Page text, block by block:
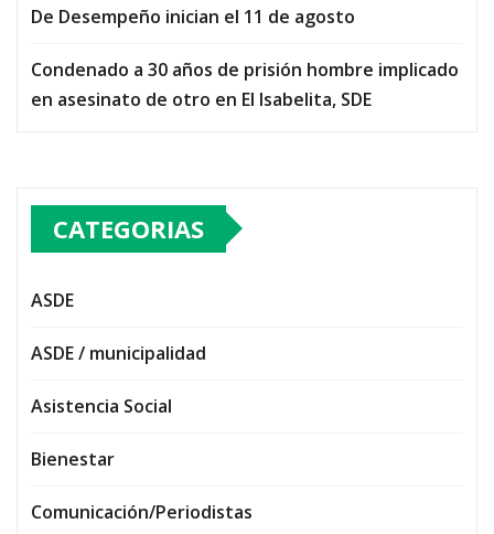
De Desempeño inician el 11 de agosto
Condenado a 30 años de prisión hombre implicado
en asesinato de otro en El Isabelita, SDE
CATEGORIAS
ASDE
ASDE / municipalidad
Asistencia Social
Bienestar
Comunicación/Periodistas